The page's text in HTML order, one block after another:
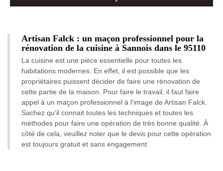
Artisan Falck : un maçon professionnel pour la
rénovation de la cuisine à Sannois dans le 95110
La cuisine est une pièce essentielle pour toutes les
habitations modernes. En effet, il est possible que les
propriétaires puissent décider de faire une rénovation de
cette partie de la maison. Pour faire le travail, il faut faire
appel à un maçon professionnel à l'image de Artisan Falck.
Sachez qu'il connait toutes les techniques et toutes les
méthodes pour faire une opération de très bonne qualité. À
côté de cela, veuillez noter que le devis pour cette opération
est toujours gratuit et sans engagement.